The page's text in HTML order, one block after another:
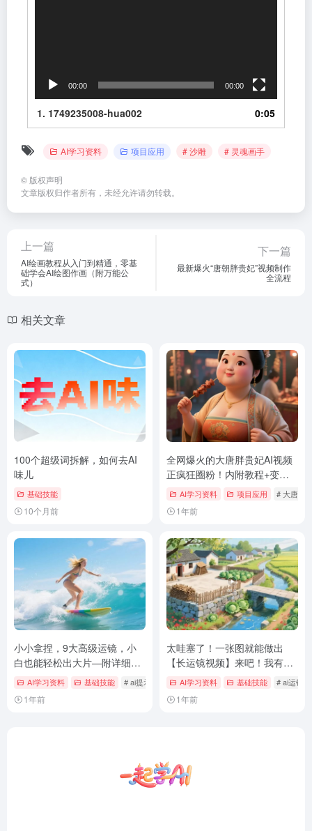
00:00 00:00
1. 1749235008-hua002 0:05
AI学习资料 项目应用 # 沙雕 # 灵魂画手
© 版权声明
文章版权归作者所有，未经允许请勿转载。
上一篇
AI绘画教程从入门到精通，零基
础学会AI绘图作画（附万能公
式）
下一篇
最新爆火“唐朝胖贵妃”视频制作
全流程
相关文章
100个超级词拆解，如何去AI
味儿
基础技能
10个月前
全网爆火的大唐胖贵妃AI视频
正疯狂圈粉！内附教程+变现
方向AI学习资料 项目应用 # 大唐贵
1年前
小小拿捏，9大高级运镜，小
白也能轻松出大片—附详细提
示词AI学习资料 基础技能 # ai提示词 # ai绘画 # ai视频运镜
1年前
太哇塞了！一张图就能做出
【长运镜视频】来吧！我有技
术说说你的故事吧！（附详细
AI学习资料 基础技能 # ai运镜
1年前